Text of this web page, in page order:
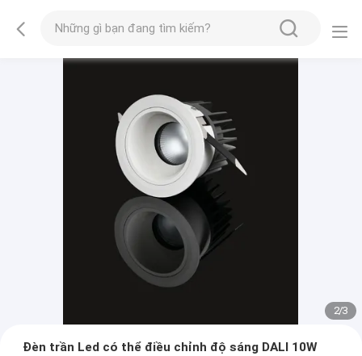
2/3
Đèn trần Led có thể điều chỉnh độ sáng DALI 10W